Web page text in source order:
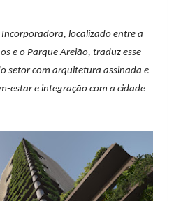
localizado entre a
e o Parque Areião, traduz esse
setor com arquitetura assinada e
estar e integração com a cidade